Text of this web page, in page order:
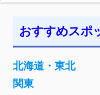
おすすめスポ
北海道・東北
関東